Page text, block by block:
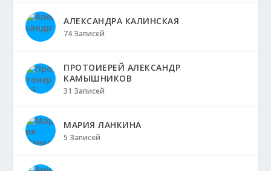
АЛЕКСАНДРА КАЛИНСКАЯ
74 Записей
ПРОТОИЕРЕЙ АЛЕКСАНДР
КАМЫШНИКОВ
31 Записей
МАРИЯ ЛАНКИНА
5 Записей